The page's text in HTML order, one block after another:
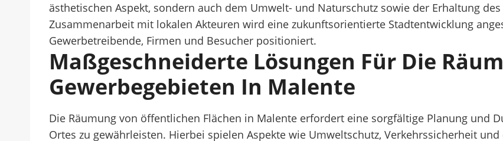
ästhetischen Aspekt, sondern auch dem Umwelt- und Naturschutz sowie der Erhaltung
Zusammenarbeit mit lokalen Akteuren wird eine zukunftsorientierte Stadtentwicklung
Gewerbetreibende, Firmen und Besucher positioniert.
Maßgeschneiderte Lösungen Für Die
Gewerbegebieten In Malente
Die Räumung von öffentlichen Flächen in Malente erfordert eine sorgfältige Planung und
Ortes zu gewährleisten. Hierbei spielen Aspekte wie Umweltschutz, Verkehrssicherheit